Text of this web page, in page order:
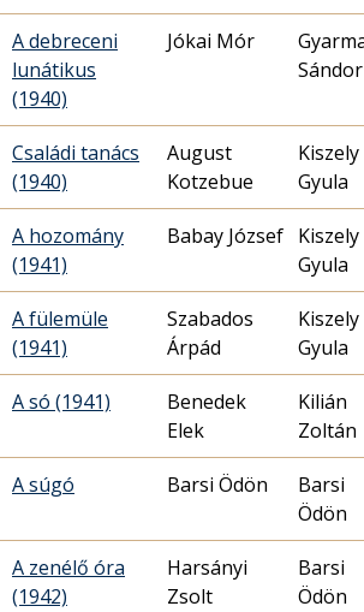
A debreceni
lunátikus
(1940)
Jókai Mór
Sándor
Családi tanács
(1940)
August
Kotzebue
Kiszely
Gyula
A hozomány
(1941)
Babay József Kiszely
Gyula
A fülemüle
(1941)
Szabados
Árpád
Kiszely
Gyula
A só (1941)
Benedek
Elek
Kilián
Zoltán
A súgó Barsi Ödön
Barsi
Ödön
A zenélő óra
(1942)
Harsányi
Zsolt
Barsi
Ödön